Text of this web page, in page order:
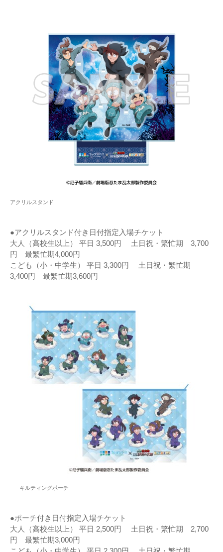
アクリルスタンド
●アクリルスタンド付き日付指定入場チケット
大人（高校生以上） 平日 3,500円 土日祝・繁忙期 3,700
円 最繁忙期4,000円
こども（小・中学生） 平日 3,300円 土日祝・繁忙期
3,400円 最繁忙期3,600円
キルティングポーチ
●ポーチ付き日付指定入場チケット
大人（高校生以上） 平日 2,500円 土日祝・繁忙期 2,700
円 最繁忙期3,000円